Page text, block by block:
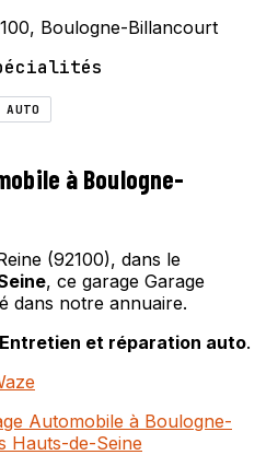
Boulogne-Billancourt
à Boulogne-
(92100), dans le
, ce garage Garage
dans notre annuaire.
Entretien et réparation auto.
Automobile à Boulogne-
Hauts-de-Seine